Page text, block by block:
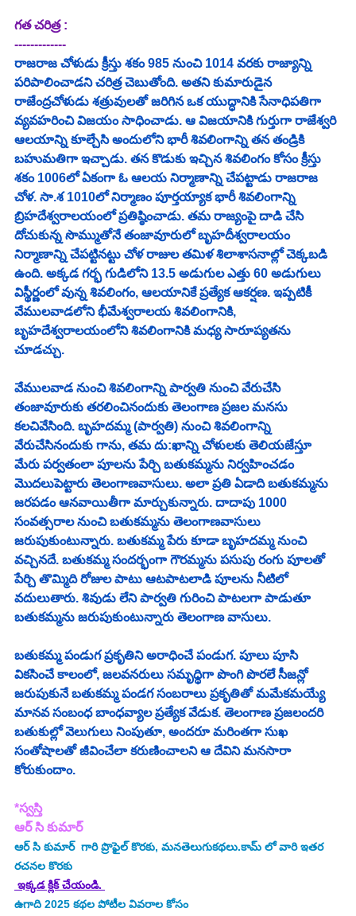
గత చరిత్ర :
-------------
రాజరాజ చోళుడు క్రీస్తు శకం 985 నుంచి 1014 వరకు రాజ్యాన్ని
పరిపాలించాడని చరిత్ర చెబుతోంది. అతని కుమారుడైన
రాజేంద్రచోళుడు శత్రువులతో జరిగిన ఒక యుద్ధానికి సేనాధిపతిగా
వ్యవహరించి విజయం సాధించాడు. ఆ విజయానికి గుర్తుగా రాజేశ్వరి
ఆలయాన్ని కూల్చేసి అందులోని భారీ శివలింగాన్ని తన తండ్రికి
బహుమతిగా ఇచ్చాడు. తన కొడుకు ఇచ్చిన శివలింగం కోసం క్రీస్తు
శకం 1006లో ఏకంగా ఓ ఆలయ నిర్మాణాన్ని చేపట్టాడు రాజరాజ
చోళ. సా.శ 1010లో నిర్మాణం పూర్తయ్యాక భారీ శివలింగాన్ని
బ్రిహదేశ్వరాలయంలో ప్రతిష్ఠించాడు. తమ రాజ్యంపై దాడి చేసి
దోచుకున్న సొమ్ముతోనే తంజావూరులో బృహదీశ్వరాలయం
నిర్మాణాన్ని చేపట్టినట్టు చోళ రాజుల తమిళ శిలాశాసనాల్లో చెక్కబడి
ఉంది. అక్కడ గర్భ గుడిలోని 13.5 అడుగుల ఎత్తు 60 అడుగులు
విస్థీర్ణంలో వున్న శివలింగం, ఆలయానికే ప్రత్యేక ఆకర్షణ. ఇప్పటికీ
వేములవాడలోని భీమేశ్వరాలయ శివలింగానికి,
బృహదేశ్వరాలయంలోని శివలింగానికి మధ్య సారూప్యతను
చూడచ్చు.
వేములవాడ నుంచి శివలింగాన్ని పార్వతి నుంచి వేరుచేసి
తంజావూరుకు తరలించినందుకు తెలంగాణ ప్రజల మనసు
కలచివేసింది. బృహదమ్మ (పార్వతి) నుంచి శివలింగాన్ని
వేరుచేసినందుకు గాను, తమ దు:ఖాన్ని చోళులకు తెలియజేస్తూ
మేరు పర్వతంలా పూలను పేర్చి బతుకమ్మను నిర్వహించడం
మొదలుపెట్టారు తెలంగాణవాసులు. అలా ప్రతి ఏడాది బతుకమ్మను
జరపడం ఆనవాయితీగా మార్చుకున్నారు. దాదాపు 1000
సంవత్సరాల నుంచి బతుకమ్మను తెలంగాణవాసులు
జరుపుకుంటున్నారు. బతుకమ్మ పేరు కూడా బృహదమ్మ నుంచి
వచ్చినదే. బతుకమ్మ సందర్భంగా గౌరమ్మను పసుపు రంగు పూలతో
పేర్చి తొమ్మిది రోజుల పాటు ఆటపాటలాడి పూలను నీటిలో
వదులుతారు. శివుడు లేని పార్వతి గురించి పాటలగా పాడుతూ
బతుకమ్మను జరుపుకుంటున్నారు తెలంగాణ వాసులు.
బతుకమ్మ పండుగ ప్రకృతిని అరాధించే పండుగ. పూలు పూసి
వికసించే కాలంలో, జలవనరులు సమృధ్ధిగా పొంగి పొరలే సీజన్లో
జరుపుకునే బతుకమ్మ పండగ సంబరాలు ప్రకృతితో మమేకమయ్యే
మానవ సంబంధ బాంధవ్యాల ప్రత్యేక వేడుక. తెలంగాణ ప్రజలందరి
బతుకుల్లో వెలుగులు నింపుతూ, అందరూ మరింతగా సుఖ
సంతోషాలతో జీవించేలా కరుణించాలని ఆ దేవిని మనసారా
కోరుకుందాం.
*స్వస్తి
ఆర్ సి కుమార్
ఆర్ సి కుమార్ గారి ప్రొఫైల్ కొరకు, మనతెలుగుకథలు.కామ్ లో వారి ఇతర
రచనల కొరకు
ఇక్కడ క్లిక్ చేయండి.
ఉగాది 2025 కథల పోటీల వివరాల కోసం